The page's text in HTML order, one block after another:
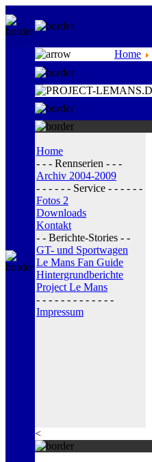
Home
Home
- - - Rennserien - - -
Archiv 2004-2009
- - - - - - Service - - - - - -
Fotos 2
Downloads
Kontakt
- - Berichte-Stories - -
GT- und Sportwagen
Le Mans Fan Guide
Hintergrundberichte
Project Le Mans
- - - - - - - - - - - - -
Impressum
<